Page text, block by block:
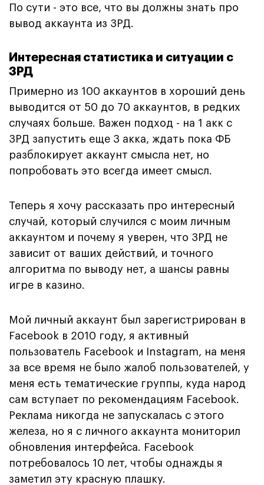
По сути - это все, что вы должны знать про
вывод аккаунта из ЗРД.
Интересная статистика и ситуации с
ЗРД
Примерно из 100 аккаунтов в хороший день
выводится от 50 до 70 аккаунтов, в редких
случаях больше. Важен подход - на 1 акк с
ЗРД запустить еще 3 акка, ждать пока ФБ
разблокирует аккаунт смысла нет, но
попробовать это всегда имеет смысл.
Теперь я хочу рассказать про интересный
случай, который случился с моим личным
аккаунтом и почему я уверен, что ЗРД не
зависит от ваших действий, и точного
алгоритма по выводу нет, а шансы равны
игре в казино.
Мой личный аккаунт был зарегистрирован в
Facebook в 2010 году, я активный
пользователь Facebook и Instagram, на меня
за все время не было жалоб пользователей, у
меня есть тематические группы, куда народ
сам вступает по рекомендациям Facebook.
Реклама никогда не запускалась с этого
железа, но я с личного аккаунта мониторил
обновления интерфейса. Facebook
потребовалось 10 лет, чтобы однажды я
заметил эту красную плашку.